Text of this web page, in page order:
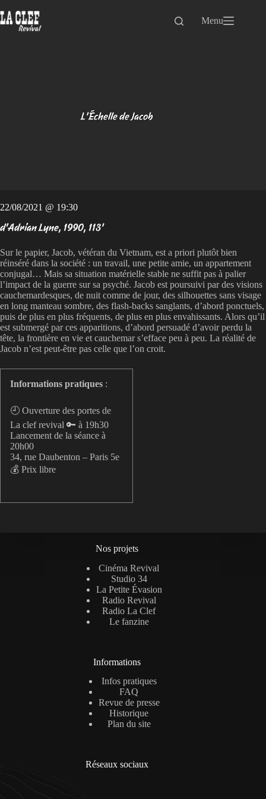
au
contenu
Menu
L’Échelle de Jacob
22/08/2021 @ 19:30
d'Adrian Lyne, 1990, 113’
Sur le papier, Jacob, vétéran du Vietnam, est a priori plutôt bien
réinséré dans la société : un travail, une petite amie, un appartement
conjugal… Mais sa situation matérielle stable ne suffit pas à palier
l’impact de la guerre sur sa psyché. Jacob est poursuivi par des visions
cauchemardesques, de nuit comme de jour, des silhouettes sans visage
en long manteau sombre, des flash-backs sanglants, d’abord ponctuels,
puis de plus en plus fréquents, de plus en plus envahissants. Alors qu’il
est submergé par ces apparitions, d’abord persuadé d’avoir perdu la
tête, la frontière en vie et cauchemar s’efface peu à peu. La réalité de
Jacob n’est peut-être pas celle que l’on croit.
Informations pratiques :
🕘 Ouverture des portes de
La clef revival 🔑 à 19h30
Lancement de la séance à
20h00
34, rue Daubenton – Paris 5e
💰 Prix libre
Nos projets
Cinéma Revival
Studio 34
La Petite Évasion
Radio Revival
Radio La Clef
Le fanzine
Informations
Infos pratiques
FAQ
Revue de presse
Historique
Plan du site
Réseaux sociaux